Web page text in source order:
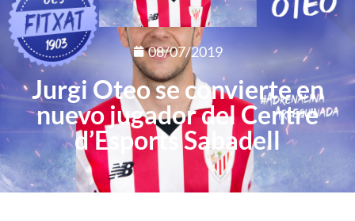
08/07/2019
Jurgi Oteo se convierte en
nuevo jugador del Centre
d’Esports Sabadell